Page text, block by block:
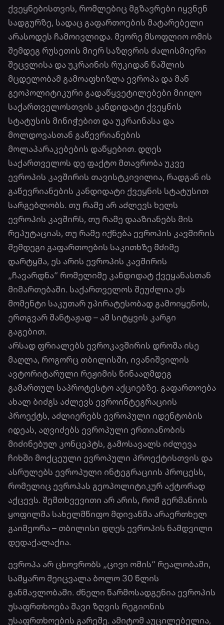
ქვეყნებისთვის, რომლებიც მგზავრები იყვნენ
სადგურზე, სადაც გაფართოების მატარებელი
არასოდეს ჩამოივლიდა. მეორე მსოფლიო ომის
შემდეგ რუსეთის მიერ საზღვრის ძალისმიერი
შეცვლისა და უკრაინის რუკიდან წაშლის
მცდელობამ გამოაფხიზლა ევროპა და მან
გეოპოლიტიკური გადაწყვეტილებები მიიღო
საქართველოსთვის კანდიდატი ქვეყნის
სტატუსის მინიჭებით და უკრაინასა და
მოლდოვასთან გაწევრიანების
მოლაპარაკებების დაწყებით. დღეს
საქართველოს დე ფაქტო მთავრობა უკვე
ევროპის კავშირის თავისტკივილია, რადგან ის
გაწევრიანების კანდიდატი ქვეყნის სტატუსით
სარგებლობს. თუ რამე არ აძლევს ხელს
ევროპის კავშირს, თუ რამე დააზიანებს მის
რეპუტაციას, თუ რამე იქნება ევროპის კავშირის
შემდეგი გაფართოების საკითხზე მძიმე
დარტყმა, ეს არის ევროპის კავშირის
„ჩავარდნა“ რომელიმე კანდიდატ ქვეყანასთან
მიმართებაში. საქართველოს შეუძლია ეს
მომენტი საკუთარ უპირატესობად გამოიყენოს,
ერთგვარ შანტაჟად – ამ სიტყვის კარგი
გაგებით.
არსად ფრიალებს ევროკავშირის დროშა ისე
მაღლა, როგორც თბილისში, ივანიშვილის
ავტორიტარული რეჟიმის წინააღმდეგ
გამართულ საპროტესტო აქციებზე. გაფართოება
ახალ ბიძგს აძლევს ევროინტეგრაციის
პროექტს, აძლიერებს ევროპული იდენტობის
იდეას, აღვიძებს ევროპული ერთიანობის
მიძინებულ კონცეპტს, გამოსავალს იძლევა
ჩიხში მოქცეული ევროპული პროექტისთვის და
ასრულებს ევროპული ინტეგრაციის პროცესს,
რომელიც ევროპას გეოპოლიტიკურ აქტორად
აქცევს. შემთხვევითი არ არის, რომ გერმანიის
ყოფილმა სახელმწიფო მდივანმა არაერთხელ
გაიმეორა – თბილისი დღეს ევროპის ნამდვილი
დედაქალაქია.
ევროპა არ ცხოვრობს „ცივი ომის“ რეალო­ბაში,
სამყარო შეიცვალა ბოლო 30 წლის
განმავლობაში. ძნელი წარმოსადგენია ევრო­პის
უსაფრთხოება შავი ზღვის რეგიონის
უსაფრთხოების გარეშე. ამიტომ აუცილებელია,